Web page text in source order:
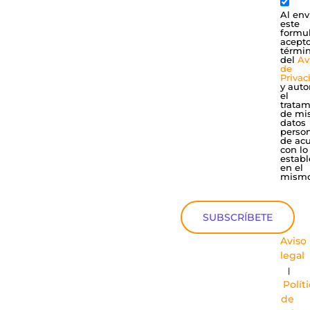
Al
este
del
de
y
el
de
datos
de
con lo
en el
SUBSCRÍBETE
Aviso
legal
|
de